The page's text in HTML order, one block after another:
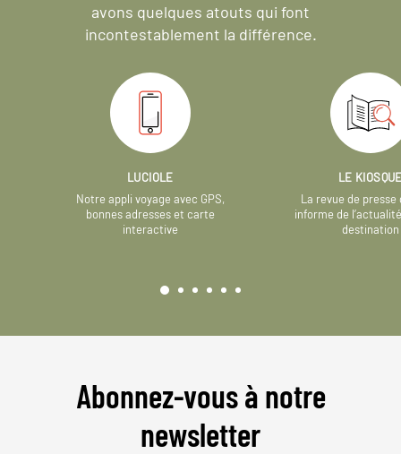
avons quelques atouts qui font
incontestablement la différence.
LUCIOLE
Notre appli voyage avec GPS,
bonnes adresses et carte
interactive
LE
La revue de presse
informe de
destination
Abonnez-vous à notre
newsletter